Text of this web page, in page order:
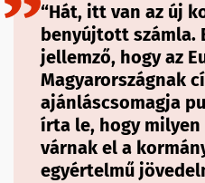
“Hát, itt van az új
benyújtott számla.
jellemző, hogy az
Magyarországnak
ajánláscsomagja
írta le, hogy
várnak el a
egyértelmű